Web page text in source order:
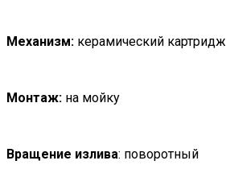
Механизм: керамический картридж
Монтаж: на мойку
Вращение излива: поворотный